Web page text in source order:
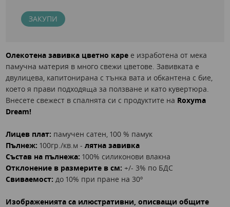
ЗАКУПИ
Олекотена завивка цветно каре е изработена от мека
памучна материя в много свежи цветове. Завивката е
двулицева, капитонирана с тънка вата и обкантена с бие,
което я прави подходяща за ползване и като кувертюра.
Внесете свежест в спалнята си с продуктите на Roxyma
Dream!
Лицев плат: памучен сатен, 100 % памук
Пълнеж:100гр./кв.м -лятна завивка
Състав на пълнежа: 100% силиконови влакна
Отклонение в размерите в см: +/- 3% по БДС
Свиваемост: до 10% при пране на 30º
Изображенията са илюстративни, описващи общите